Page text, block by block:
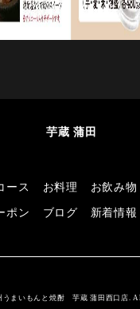
芋蔵 蒲田
ース お料理 お飲み物
ポン ブログ 新着情報
うまいもんと焼酎 芋蔵 蒲田西口店.